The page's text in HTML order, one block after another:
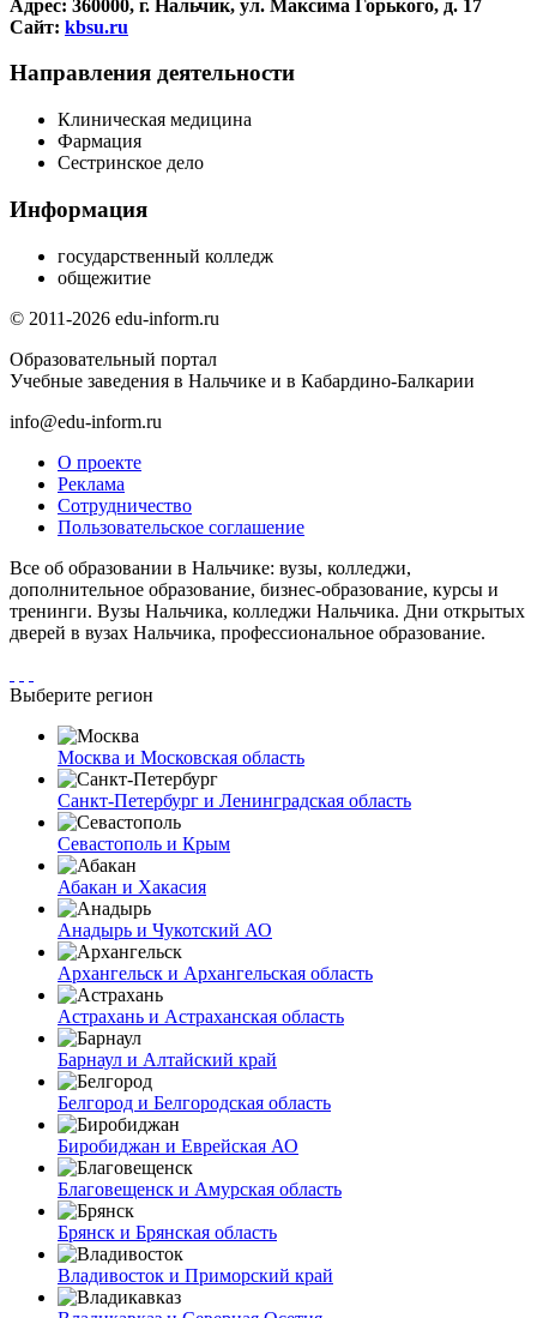
Адрес: 360000, г. Нальчик, ул. Максима Горького, д. 17
Сайт: kbsu.ru
Направления деятельности
Клиническая медицина
Фармация
Сестринское дело
Информация
государственный колледж
общежитие
© 2011-2026 edu-inform.ru
Образовательный портал
Учебные заведения в Нальчике и в Кабардино-Балкарии
info@edu-inform.ru
О проекте
Реклама
Сотрудничество
Пользовательское соглашение
Все об образовании в Нальчике: вузы, колледжи,
дополнительное образование, бизнес-образование, курсы и
тренинги. Вузы Нальчика, колледжи Нальчика. Дни открытых
дверей в вузах Нальчика, профессиональное образование.
Выберите регион
Москва и Московская область
Санкт-Петербург и Ленинградская область
Севастополь и Крым
Абакан и Хакасия
Анадырь и Чукотский АО
Архангельск и Архангельская область
Астрахань и Астраханская область
Барнаул и Алтайский край
Белгород и Белгородская область
Биробиджан и Еврейская АО
Благовещенск и Амурская область
Брянск и Брянская область
Владивосток и Приморский край